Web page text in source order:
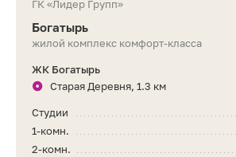
ГК «Лидер Групп»
Богатырь
жилой комплекс комфорт-класса
ЖК Богатырь
Старая Деревня, 1.3 км
Студии
1-комн.
2-комн.